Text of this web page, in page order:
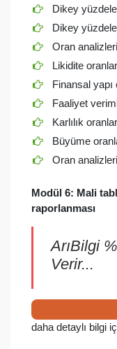
Dikey
Dikey
Oran analizleri
Likidite
Finansal yapı
Faaliyet
Karlılık
Büyüme
Oran
Modül 6: Mali
raporlanması
ArıBilgi
Verir...
daha detaylı bilgi